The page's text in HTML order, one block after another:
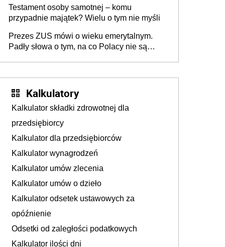
Testament osoby samotnej – komu
przypadnie majątek? Wielu o tym nie myśli
Prezes ZUS mówi o wieku emerytalnym.
Padły słowa o tym, na co Polacy nie są
Kalkulatory
Kalkulator składki zdrowotnej dla
przedsiębiorcy
Kalkulator dla przedsiębiorców
Kalkulator wynagrodzeń
Kalkulator umów zlecenia
Kalkulator umów o dzieło
Kalkulator odsetek ustawowych za
opóźnienie
Odsetki od zaległości podatkowych
Kalkulator ilości dni